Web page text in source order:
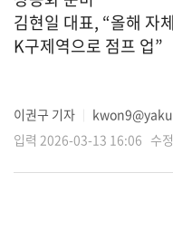
김현일 대표, “올해 자
K구제역으로 점프 업”
이권구 기자
입력 2026-03-13 16:06 수